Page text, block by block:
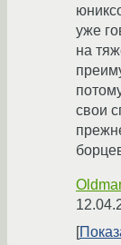
уже
на
свои